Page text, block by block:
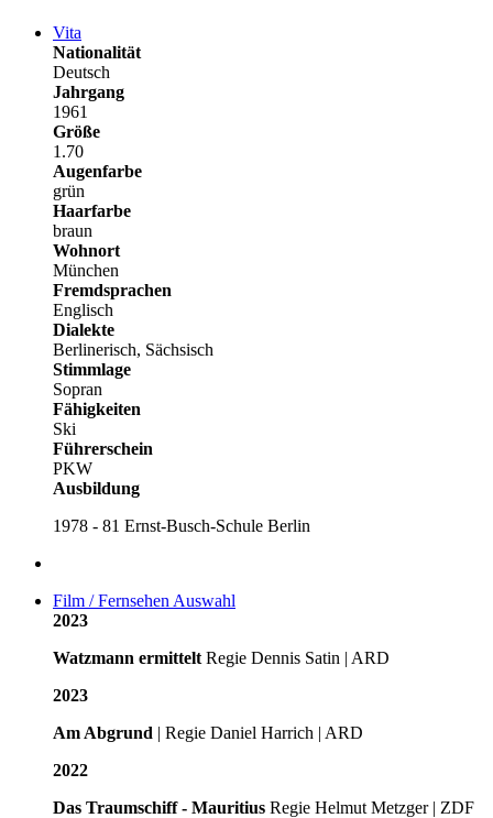
Vita
Nationalität
Deutsch
Jahrgang
1961
Größe
1.70
Augenfarbe
grün
Haarfarbe
braun
Wohnort
München
Fremdsprachen
Englisch
Dialekte
Berlinerisch, Sächsisch
Stimmlage
Sopran
Fähigkeiten
Ski
Führerschein
PKW
Ausbildung
1978 - 81 Ernst-Busch-Schule Berlin
Film / Fernsehen Auswahl
2023
Watzmann ermittelt Regie Dennis Satin | ARD
2023
Am Abgrund | Regie Daniel Harrich | ARD
2022
Das Traumschiff - Mauritius Regie Helmut Metzger | ZDF